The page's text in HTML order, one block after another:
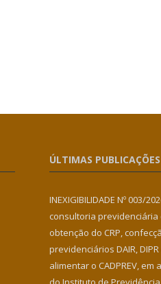
ÚLTIMAS PUBLICAÇÕES
INEXIGIBILIDADE Nº 003/
consultoria previdenciária
obtenção do CRP,
previdenciários DAIR,
alimentar o CADPREV,